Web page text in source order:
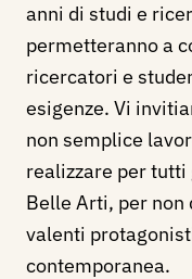
anni di studi e
permetteranno a
ricercatori e
esigenze. Vi
non semplice
realizzare per
Belle Arti, per
valenti
contemporanea.